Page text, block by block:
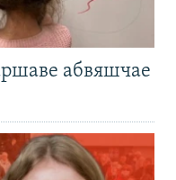
абвяшчае